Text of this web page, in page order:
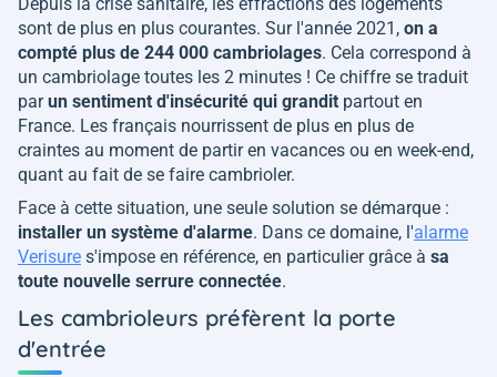
sont de plus en plus courantes. Sur l'année 2021, on a
compté plus de 244 000 cambriolages. Cela correspond à
un cambriolage toutes les 2 minutes ! Ce chiffre se traduit
parun sentiment d'insécurité qui grandit partout en
France. Les français nourrissent de plus en plus de
craintes au moment de partir en vacances ou en week-end,
quant au fait de se faire cambrioler.
Face à cette situation, une seule solution se démarque :
installer un système d'alarme. Dans ce domaine, l'alarme
Verisure s'impose en référence, en particulier grâce à sa
toute nouvelle serrure connectée.
Les cambrioleurs préfèrent la porte
d'entrée